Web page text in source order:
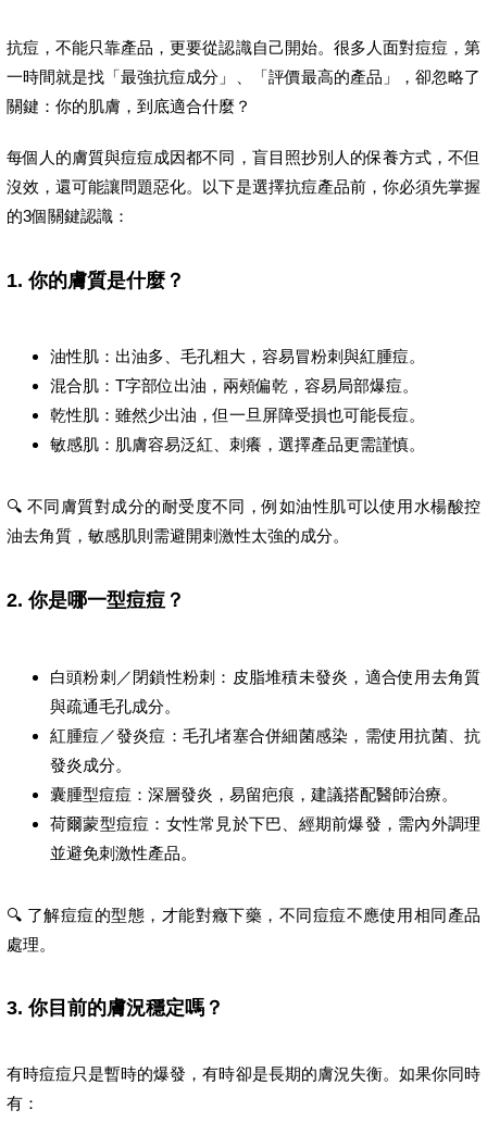
抗痘，不能只靠產品，更要從認識自己開始。很多人面對痘痘，第
一時間就是找「最強抗痘成分」、「評價最高的產品」，卻忽略了
關鍵：你的肌膚，到底適合什麼？
每個人的膚質與痘痘成因都不同，盲目照抄別人的保養方式，不但
沒效，還可能讓問題惡化。以下是選擇抗痘產品前，你必須先掌握
的3個關鍵認識：
1. 你的膚質是什麼？
油性肌：出油多、毛孔粗大，容易冒粉刺與紅腫痘。
混合肌：T字部位出油，兩頰偏乾，容易局部爆痘。
乾性肌：雖然少出油，但一旦屏障受損也可能長痘。
敏感肌：肌膚容易泛紅、刺癢，選擇產品更需謹慎。
🔍 不同膚質對成分的耐受度不同，例如油性肌可以使用水楊酸控
油去角質，敏感肌則需避開刺激性太強的成分。
2. 你是哪一型痘痘？
白頭粉刺／閉鎖性粉刺：皮脂堆積未發炎，適合使用去角質
與疏通毛孔成分。
紅腫痘／發炎痘：毛孔堵塞合併細菌感染，需使用抗菌、抗
發炎成分。
囊腫型痘痘：深層發炎，易留疤痕，建議搭配醫師治療。
荷爾蒙型痘痘：女性常見於下巴、經期前爆發，需內外調理
並避免刺激性產品。
🔍 了解痘痘的型態，才能對癥下藥，不同痘痘不應使用相同產品
處理。
3. 你目前的膚況穩定嗎？
有時痘痘只是暫時的爆發，有時卻是長期的膚況失衡。如果你同時
有：